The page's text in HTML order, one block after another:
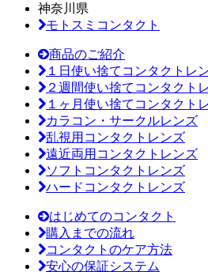
神奈川県
モトスミコンタクト
商品のご紹介
１日使い捨てコンタクトレ
２週間使い捨てコンタクト
１ヶ月使い捨てコンタクト
カラコン・サークルレンズ
乱視用コンタクトレンズ
遠近両用コンタクトレンズ
ソフトコンタクトレンズ
ハードコンタクトレンズ
はじめてのコンタクト
購入までの流れ
コンタクトのケア方法
安心の保証システム